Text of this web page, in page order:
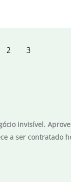
2 3
invisível.
a ser contratado